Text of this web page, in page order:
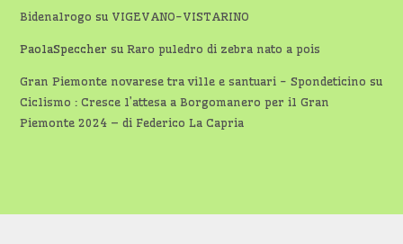
Bidenalrogo su VIGEVANO-VISTARINO
PaolaSpeccher suRaro puledro di zebra nato a pois
Gran Piemonte novarese tra ville e santuari - Spondeticino su
Ciclismo : Cresce l’attesa a Borgomanero per il Gran
Piemonte 2024 – di Federico La Capria